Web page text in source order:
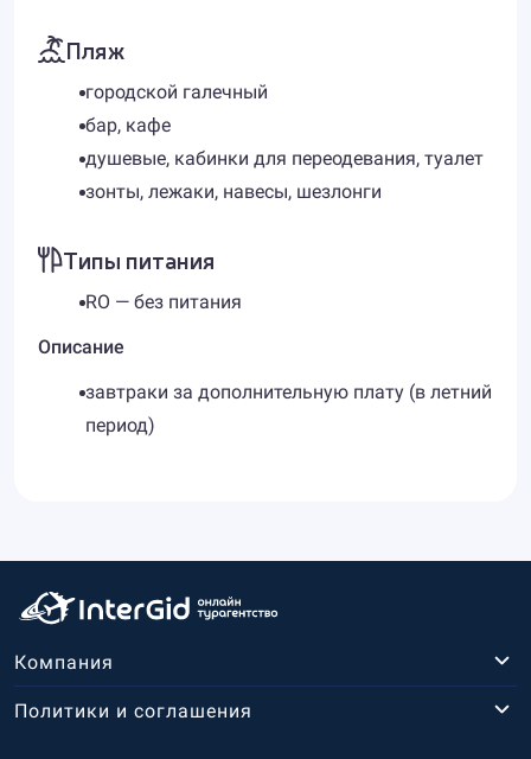
Пляж
городской галечный
бар, кафе
душевые, кабинки для переодевания, туалет
зонты, лежаки, навесы, шезлонги
Типы питания
RO — без питания
Описание
завтраки за дополнительную плату (в летний
период)
Компания
Политики и соглашения